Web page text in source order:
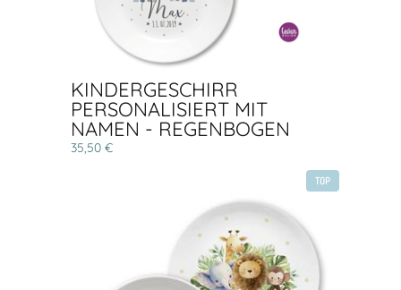
KINDERGESCHIRR
PERSONALISIERT MIT
NAMEN - REGENBOGEN
35,50 €
TOP